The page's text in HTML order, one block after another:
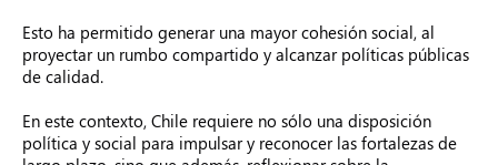
Esto ha permitido generar una mayor cohesión social, al
proyectar un rumbo compartido y alcanzar políticas públicas
de calidad.
En este contexto, Chile requiere no sólo una disposición
política y social para impulsar y reconocer las fortalezas de